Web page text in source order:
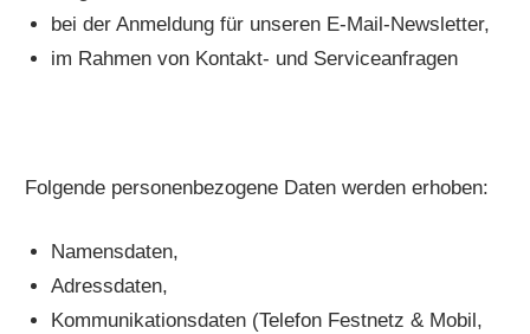
bei der Anmeldung für unseren E-Mail-Newsletter,
im Rahmen von Kontakt- und Serviceanfragen
Folgende personenbezogene Daten werden erhoben:
Namensdaten,
Adressdaten,
Kommunikationsdaten (Telefon Festnetz & Mobil,